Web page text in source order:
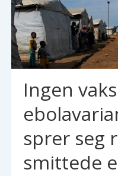
Ingen
sprer seg
smittede